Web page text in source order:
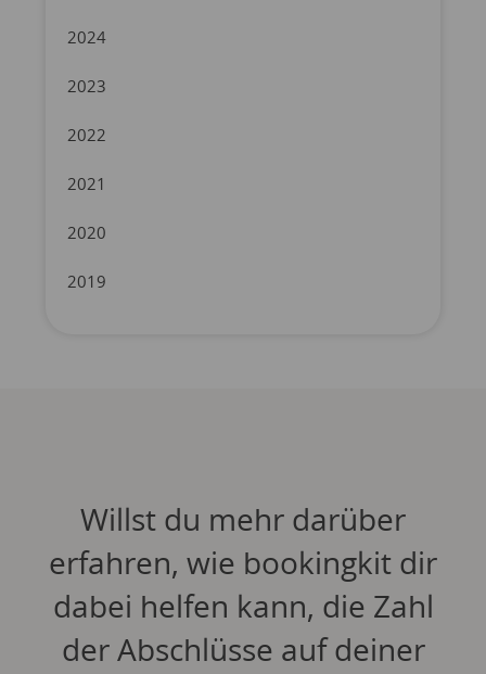
2024
2023
2022
2021
2020
2019
Willst du mehr darüber
erfahren, wie bookingkit dir
dabei helfen kann, die Zahl
der Abschlüsse auf deiner